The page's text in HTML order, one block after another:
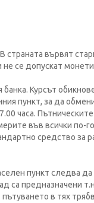
вървят
не се допускат
Курсът
пункт, за да
часа.
във всички по-
средство за
пункт следва
са предназначени
в тях